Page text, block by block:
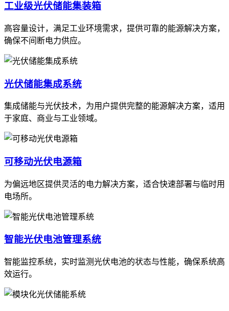
工业级光伏储能集装箱
高容量设计，满足工业环境需求，提供可靠的能源解决方案，
确保不间断电力供应。
光伏储能集成系统
集成储能与光伏技术，为用户提供完整的能源解决方案，适用
于家庭、商业与工业领域。
可移动光伏电源箱
为偏远地区提供灵活的电力解决方案，适合快速部署与临时用
电场所。
智能光伏电池管理系统
智能监控系统，实时监测光伏电池的状态与性能，确保系统高
效运行。